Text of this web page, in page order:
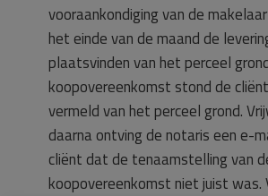
vooraankondiging van de
het einde van de maand de
plaatsvinden van het perceel
koopovereenkomst stond de
vermeld van het perceel grond.
daarna ontving de notaris een e-
cliënt dat de tenaamstelling van
koopovereenkomst niet juist was.